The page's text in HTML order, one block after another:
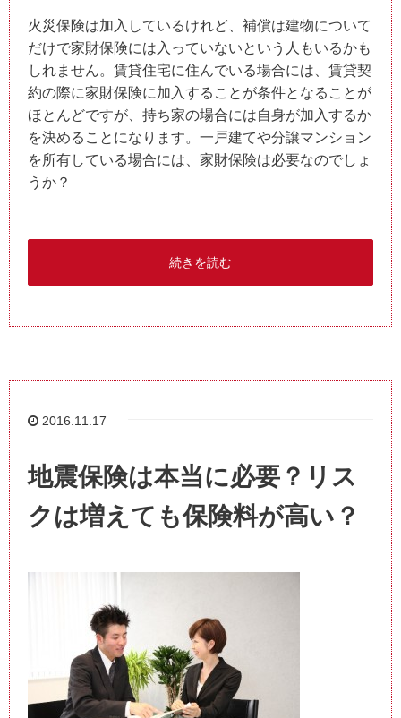
火災保険は加入しているけれど、補償は建物について
だけで家財保険には入っていないという人もいるかも
しれません。賃貸住宅に住んでいる場合には、賃貸契
約の際に家財保険に加入することが条件となることが
ほとんどですが、持ち家の場合には自身が加入するか
を決めることになります。一戸建てや分譲マンション
を所有している場合には、家財保険は必要なのでしょ
うか？
続きを読む
2016.11.17
地震保険は本当に必要？リス
クは増えても保険料が高い？